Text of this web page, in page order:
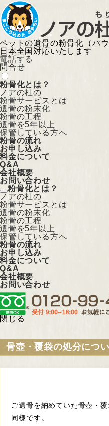
ペットの遺骨の粉骨化（パウ
日本全国対応いたします
電話する
問合せ
粉骨化とは？
ノアの杜の
粉骨サービスとは
遺骨の粉末化
粉骨の工程
遺骨を5年以上
保管している方へ
粉骨の流れ
お申し込み
料金について
Q&A
会社概要
お問い合わせ
粉骨化とは？
ノアの杜の
粉骨サービスとは
遺骨の粉末化
粉骨の工程
遺骨を5年以上
保管している方へ
粉骨の流れ
お申し込み
料金について
Q&A
会社概要
お問い合わせ
閉じる
骨壺・覆袋の処分につ
ご遺骨を納めていた骨壺・
同様です。